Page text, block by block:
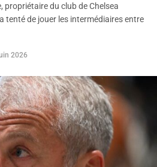
propriétaire du club de Chelsea
tenté de jouer les intermédiaires entre
2026